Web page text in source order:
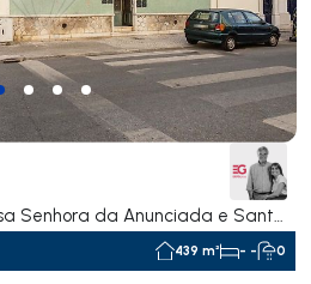
Setúbal (São Julião, Nossa Senhora da Anunciada e Santa Maria da Graça), Setúbal
439 m² - - 0